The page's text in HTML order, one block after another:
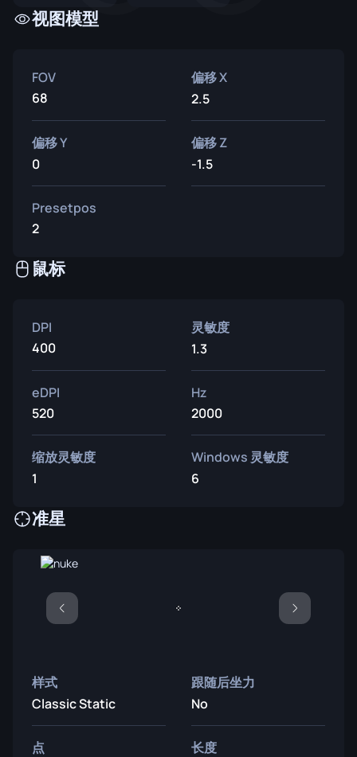
视图模型
FOV
68
偏移 X
2.5
偏移 Y
0
偏移 Z
-1.5
Presetpos
2
鼠标
DPI
400
灵敏度
1.3
eDPI
520
Hz
2000
缩放灵敏度
1
Windows 灵敏度
6
准星
样式
Classic Static
跟随后坐力
No
点 长度